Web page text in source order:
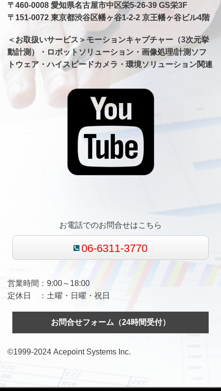
​〒460-0008 愛知県名古屋市中区栄5-26-39 GS栄3F
〒151-0072 東京都渋谷区幡ヶ谷1-2-2 京王幡ヶ谷ビル4階
＜お取扱いサービス＞モーションキャプチャー（3次元挙
動計測）・ロボットソリューション・画像処理/計測ソフ
トウェア・ハイスピードカメラ・環境ソリューション関連
お電話でのお問合せはこちら
06-6311-3770
営業時間：9:00～18:00
定休日 ：土曜・日曜・祝日
お問合せフォーム（24時間受付）
©️1999-2024 Acepoint Systems Inc.